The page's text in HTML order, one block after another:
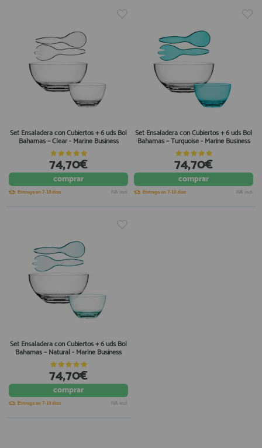
Set Ensaladera con Cubiertos + 6 uds Bol
Bahamas – Clear - Marine Business
74,70€
comprar
Entrega en 7-10 días IVA incl.
Set Ensaladera con Cubiertos + 6 uds Bol
Bahamas – Turquoise - Marine Business
74,70€
comprar
Entrega en 7-10 días IVA incl.
Set Ensaladera con Cubiertos + 6 uds Bol
Bahamas – Natural - Marine Business
74,70€
comprar
Entrega en 7-10 días IVA incl.